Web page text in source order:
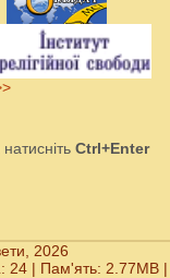
Ctrl+Enter
2026
24 | Пам'ять: 2.77MB|